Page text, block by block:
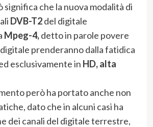
significa che la nuova modalità di
DVB-T2del digitale
Mpeg-4,detto in parole povere
prenderanno dalla fatidica
esclusivamente in HD, alta
però ha portato anche non
dato che in alcuni casi ha
dei canali del digitale terrestre,